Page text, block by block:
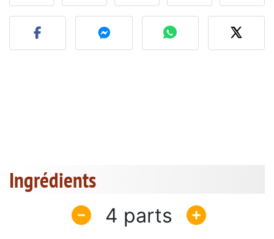
Publier votre photo de
Ingrédients
4